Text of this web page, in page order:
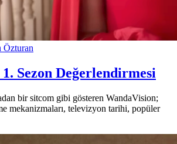
Özturan
Sezon Değerlendirmesi
bir sitcom gibi gösteren WandaVision;
mekanizmaları, televizyon tarihi, popüler